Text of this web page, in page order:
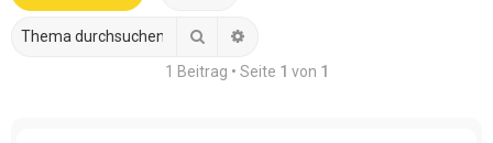
Suche
1 Beitrag • Seite 1 von 1